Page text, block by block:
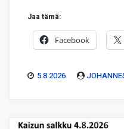
Jaa tämä:
Facebook
5.8.2026